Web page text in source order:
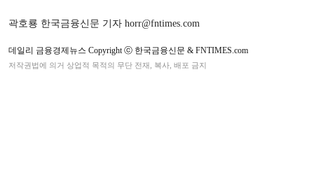
곽호룡 한국금융신문 기자 horr@fntimes.com
데일리 금융경제뉴스 Copyright ⓒ 한국금융신문 & FNTIMES.com
저작권법에 의거 상업적 목적의 무단 전재, 복사, 배포 금지